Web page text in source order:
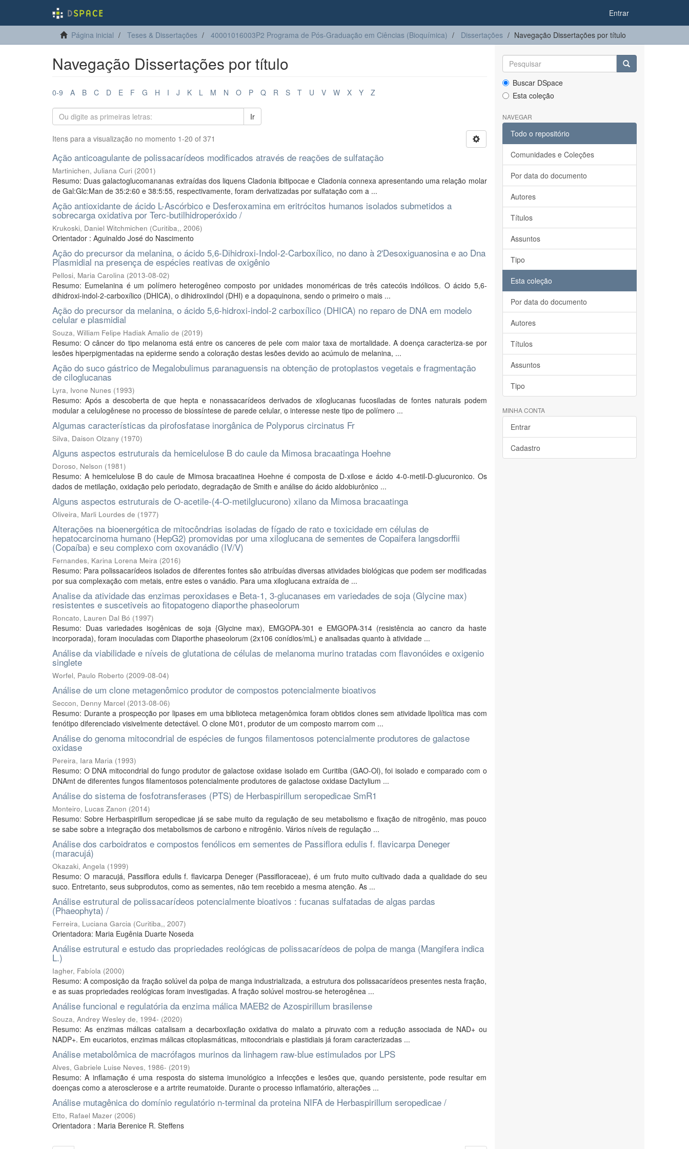
Entrar
Página inicial Teses & Dissertações 40001016003P2 Programa de Pós-Graduação em Ciências (Bioquímica) Dissertações Navegação Dissertações por título
Navegação Dissertações por título
0-9 A B C D E F G H I J K L M N O P Q R S T U V W X Y Z
Ir
Itens para a visualização no momento 1-20 of 371
Ação anticoagulante de polissacarídeos modificados através de reações de sulfatação
Martinichen, Juliana Curi (2001)
Resumo: Duas galactoglucomananas extraídas dos liquens Cladonia ibitipocae e Cladonia connexa apresentando uma relação molar
de Gal:Glc:Man de 35:2:60 e 38:5:55, respectivamente, foram derivatizadas por sulfatação com a ...
Ação antioxidante de ácido L-Ascórbico e Desferoxamina em eritrócitos humanos isolados submetidos a
sobrecarga oxidativa por Terc-butilhidroperóxido /
Krukoski, Daniel Witchmichen (Curitiba,, 2006)
Orientador : Aguinaldo José do Nascimento
Ação do precursor da melanina, o ácido 5,6-Dihidroxi-Indol-2-Carboxílico, no dano à 2'Desoxiguanosina e ao Dna
Plasmidial na presença de espécies reativas de oxigênio
Pellosi, Maria Carolina (2013-08-02)
Resumo: Eumelanina é um polímero heterogêneo composto por unidades monoméricas de três catecóis indólicos. O ácido 5,6-
dihidroxi-indol-2-carboxílico (DHICA), o dihidroxiindol (DHI) e a dopaquinona, sendo o primeiro o mais ...
Ação do precursor da melanina, o ácido 5,6-hidroxi-indol-2 carboxílico (DHICA) no reparo de DNA em modelo
celular e plasmidial
Souza, William Felipe Hadiak Amalio de (2019)
Resumo: O câncer do tipo melanoma está entre os canceres de pele com maior taxa de mortalidade. A doença caracteriza-se por
lesões hiperpigmentadas na epiderme sendo a coloração destas lesões devido ao acúmulo de melanina, ...
Ação do suco gástrico de Megalobulimus paranaguensis na obtenção de protoplastos vegetais e fragmentação
de ciloglucanas
Lyra, Ivone Nunes (1993)
Resumo: Após a descoberta de que hepta e nonassacarídeos derivados de xiloglucanas fucosiladas de fontes naturais podem
modular a celulogênese no processo de biossíntese de parede celular, o interesse neste tipo de polímero ...
Algumas características da pirofosfatase inorgânica de Polyporus circinatus Fr
Silva, Daison Olzany (1970)
Alguns aspectos estruturais da hemicelulose B do caule da Mimosa bracaatinga Hoehne
Doroso, Nelson (1981)
Resumo: A hemicelulose B do caule de Mimosa bracaatinea Hoehne é composta de D-xilose e ácido 4-0-metil-D-glucuronico. Os
dados de metilação, oxidação pelo periodato, degradação de Smith e análise do ácido aldobiurônico ...
Alguns aspectos estruturais de O-acetile-(4-O-metilglucurono) xilano da Mimosa bracaatinga
Oliveira, Marli Lourdes de (1977)
Alterações na bioenergética de mitocôndrias isoladas de fígado de rato e toxicidade em células de
hepatocarcinoma humano (HepG2) promovidas por uma xiloglucana de sementes de Copaifera langsdorffii
(Copaíba) e seu complexo com oxovanádio (IV/V)
Fernandes, Karina Lorena Meira (2016)
Resumo: Para polissacarídeos isolados de diferentes fontes são atribuídas diversas atividades biológicas que podem ser modificadas
por sua complexação com metais, entre estes o vanádio. Para uma xiloglucana extraída de ...
Analise da atividade das enzimas peroxidases e Beta-1, 3-glucanases em variedades de soja (Glycine max)
resistentes e suscetiveis ao fitopatogeno diaporthe phaseolorum
Roncato, Lauren Dal Bó (1997)
Resumo: Duas variedades isogênicas de soja {Glycine max), EMGOPA-301 e EMGOPA-314 (resistência ao cancro da haste
incorporada), foram inoculadas com Diaporthe phaseolorum (2x106 conídios/mL) e analisadas quanto à atividade ...
Análise da viabilidade e níveis de glutationa de células de melanoma murino tratadas com flavonóides e oxigenio
singlete
Worfel, Paulo Roberto (2009-08-04)
Análise de um clone metagenômico produtor de compostos potencialmente bioativos
Seccon, Denny Marcel (2013-08-06)
Resumo: Durante a prospecção por lipases em uma biblioteca metagenômica foram obtidos clones sem atividade lipolítica mas com
fenótipo diferenciado visivelmente detectável. O clone M01, produtor de um composto marrom com ...
Análise do genoma mitocondrial de espécies de fungos filamentosos potencialmente produtores de galactose
oxidase
Pereira, Iara Maria (1993)
Resumo: O DNA mitocondrial do fungo produtor de galactose oxidase isolado em Curitiba (GAO-Ol), foi isolado e comparado com o
DNAmt de diferentes fungos filamentosos potencialmente produtores de galactose oxidase Dactylium ...
Análise do sistema de fosfotransferases (PTS) de Herbaspirillum seropedicae SmR1
Monteiro, Lucas Zanon (2014)
Resumo: Sobre Herbaspirillum seropedicae já se sabe muito da regulação de seu metabolismo e fixação de nitrogênio, mas pouco
se sabe sobre a integração dos metabolismos de carbono e nitrogênio. Vários níveis de regulação ...
Análise dos carboidratos e compostos fenólicos em sementes de Passiflora edulis f. flavicarpa Deneger
(maracujá)
Okazaki, Angela (1999)
Resumo: O maracujá, Passiflora edulis f. flavicarpa Deneger (Passifloraceae), é um fruto muito cultivado dada a qualidade do seu
suco. Entretanto, seus subprodutos, como as sementes, não tem recebido a mesma atenção. As ...
Análise estrutural de polissacarídeos potencialmente bioativos : fucanas sulfatadas de algas pardas
(Phaeophyta) /
Ferreira, Luciana Garcia (Curitiba,, 2007)
Orientadora: Maria Eugênia Duarte Noseda
Análise estrutural e estudo das propriedades reológicas de polissacarídeos de polpa de manga (Mangifera indica
L.)
Iagher, Fabíola (2000)
Resumo: A composição da fração solúvel da polpa de manga industrializada, a estrutura dos polissacarídeos presentes nesta fração,
e as suas propriedades reológicas foram investigadas. A fração solúvel mostrou-se heterogênea ...
Análise funcional e regulatória da enzima málica MAEB2 de Azospirillum brasilense
Souza, Andrey Wesley de, 1994- (2020)
Resumo: As enzimas málicas catalisam a decarboxilação oxidativa do malato a piruvato com a redução associada de NAD+ ou
NADP+. Em eucariotos, enzimas málicas citoplasmáticas, mitocondriais e plastidiais já foram caracterizadas ...
Análise metabolômica de macrófagos murinos da linhagem raw-blue estimulados por LPS
Alves, Gabriele Luise Neves, 1986- (2019)
Resumo: A inflamação é uma resposta do sistema imunológico a infecções e lesões que, quando persistente, pode resultar em
doenças como a aterosclerose e a artrite reumatoide. Durante o processo inflamatório, alterações ...
Análise mutagênica do domínio regulatório n-terminal da proteina NIFA de Herbaspirillum seropedicae /
Etto, Rafael Mazer (2006)
Orientadora : Maria Berenice R. Steffens
Buscar DSpace
Esta coleção
NAVEGAR
Todo o repositório
Comunidades e Coleções
Por data do documento
Autores
Títulos
Assuntos
Tipo
Esta coleção
Por data do documento
Autores
Títulos
Assuntos
Tipo
MINHA CONTA
Entrar
Cadastro